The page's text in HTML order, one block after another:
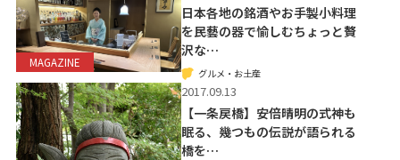
MAGAZINE
日本各地の銘酒やお手製小料理
を民藝の器で愉しむちょっと贅
沢な…
グルメ・お土産
2017.09.13
【一条戻橋】安倍晴明の式神も
眠る、幾つもの伝説が語られる
橋を…